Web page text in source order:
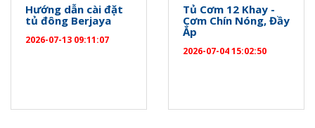
Hướng dẫn cài đặt
tủ đông Berjaya
2026-07-13 09:11:07
Tủ Cơm 12 Khay -
Cơm Chín Nóng, Đầy
Ắp
2026-07-04 15:02:50